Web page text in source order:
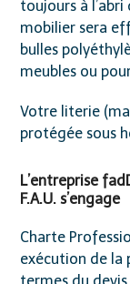
toujours à
mobilier sera
bulles
meubles ou
Votre literie
protégée sous
L’entreprise
F.A.U. s’engage
Charte
exécution de la